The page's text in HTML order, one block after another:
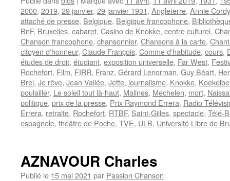
2000, 2019, 29 janvier, 29 janvier 1931, Angleterre, Annie Cordy
attaché de presse, Belgique, Belgique francophone,
BnF, Bruxelles, cabaret, Casino de Knokke, centre culturel,
Chanson francophone, chansonnier, Chansons à la carte,
citoyen d'honneur, Claude François, Comme d'habitude, cours,
études de droit, étudiant, exposition universelle, Far West,
Rochefort, Film, FIRR, Franz, Gérard Lenorman, Guy Béart,
Brel, Je rêve, Jean Vallée, Jette, journalisme, Knokke,
poulailler, Le soleil tout là-haut, Malines, Mechelen, mort,
politique, prix de la presse, Prix Raymond Errera, Radio
Errera, retraite, Rochefort, RTBF, Saint-Gilles, spectacle, Télé-
espagnole, théâtre de Poche, TVE, ULB, Université Libre de
AZNAVOUR Charles
Publié le 15 mai 2021 par Passion Chanson